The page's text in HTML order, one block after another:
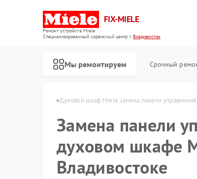
FIX-MIELE
Ремонт устройств Miele
Специализированный cервисный центр г.Владивосток
Мы ремонтируем Срочный
Духовой шкаф Miele замена панели управления
Замена панели
духовом шкафе
Владивостоке